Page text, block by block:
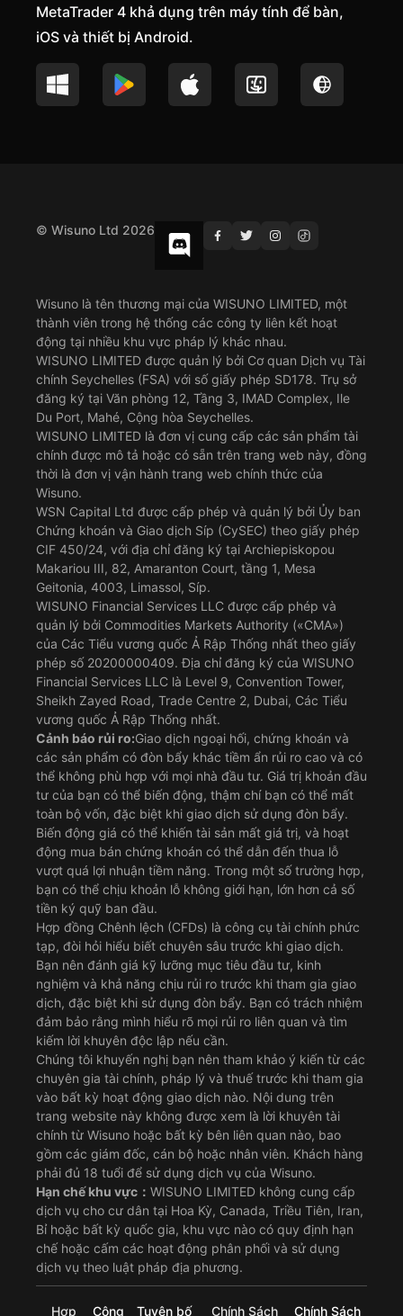
MetaTrader 4 khả dụng trên máy tính để bàn,
iOS và thiết bị Android.
© Wisuno Ltd 2026
Wisuno là tên thương mại của WISUNO LIMITED, một
thành viên trong hệ thống các công ty liên kết hoạt
động tại nhiều khu vực pháp lý khác nhau.
WISUNO LIMITED được quản lý bởi Cơ quan Dịch vụ Tài
chính Seychelles (FSA) với số giấy phép SD178. Trụ sở
đăng ký tại Văn phòng 12, Tầng 3, IMAD Complex, Ile
Du Port, Mahé, Cộng hòa Seychelles.
WISUNO LIMITED là đơn vị cung cấp các sản phẩm tài
chính được mô tả hoặc có sẵn trên trang web này, đồng
thời là đơn vị vận hành trang web chính thức của
Wisuno.
WSN Capital Ltd được cấp phép và quản lý bởi Ủy ban
Chứng khoán và Giao dịch Síp (CySEC) theo giấy phép
CIF 450/24, với địa chỉ đăng ký tại Archiepiskopou
Makariou III, 82, Amaranton Court, tầng 1, Mesa
Geitonia, 4003, Limassol, Síp.
WISUNO Financial Services LLC được cấp phép và
quản lý bởi Commodities Markets Authority («CMA»)
của Các Tiểu vương quốc Ả Rập Thống nhất theo giấy
phép số 20200000409. Địa chỉ đăng ký của WISUNO
Financial Services LLC là Level 9, Convention Tower,
Sheikh Zayed Road, Trade Centre 2, Dubai, Các Tiểu
vương quốc Ả Rập Thống nhất.
Cảnh báo rủi ro:Giao dịch ngoại hối, chứng khoán và
các sản phẩm có đòn bẩy khác tiềm ẩn rủi ro cao và có
thể không phù hợp với mọi nhà đầu tư. Giá trị khoản đầu
tư của bạn có thể biến động, thậm chí bạn có thể mất
toàn bộ vốn, đặc biệt khi giao dịch sử dụng đòn bẩy.
Biến động giá có thể khiến tài sản mất giá trị, và hoạt
động mua bán chứng khoán có thể dẫn đến thua lỗ
vượt quá lợi nhuận tiềm năng. Trong một số trường hợp,
bạn có thể chịu khoản lỗ không giới hạn, lớn hơn cả số
tiền ký quỹ ban đầu.
Hợp đồng Chênh lệch (CFDs) là công cụ tài chính phức
tạp, đòi hỏi hiểu biết chuyên sâu trước khi giao dịch.
Bạn nên đánh giá kỹ lưỡng mục tiêu đầu tư, kinh
nghiệm và khả năng chịu rủi ro trước khi tham gia giao
dịch, đặc biệt khi sử dụng đòn bẩy. Bạn có trách nhiệm
đảm bảo rằng mình hiểu rõ mọi rủi ro liên quan và tìm
kiếm lời khuyên độc lập nếu cần.
Chúng tôi khuyến nghị bạn nên tham khảo ý kiến từ các
chuyên gia tài chính, pháp lý và thuế trước khi tham gia
vào bất kỳ hoạt động giao dịch nào. Nội dung trên
trang website này không được xem là lời khuyên tài
chính từ Wisuno hoặc bất kỳ bên liên quan nào, bao
gồm các giám đốc, cán bộ hoặc nhân viên. Khách hàng
phải đủ 18 tuổi để sử dụng dịch vụ của Wisuno.
Hạn chế khu vực： WISUNO LIMITED không cung cấp
dịch vụ cho cư dân tại Hoa Kỳ, Canada, Triều Tiên, Iran,
Bỉ hoặc bất kỳ quốc gia, khu vực nào có quy định hạn
chế hoặc cấm các hoạt động phân phối và sử dụng
dịch vụ theo luật pháp địa phương.
Hợp Công Tuyên bố Chính Sách Chính Sách